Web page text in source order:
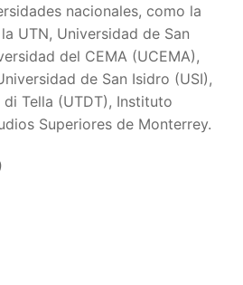
nacionales, como la
UTN, Universidad de San
del CEMA (UCEMA),
de San Isidro (USI),
Tella (UTDT), Instituto
Superiores de Monterrey.